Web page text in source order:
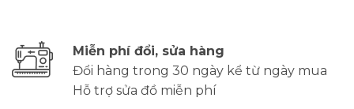
Miễn phí đổi, sửa hàng
Đổi hàng trong 30 ngày kể từ ngày mua
Hỗ trợ sửa đồ miễn phí